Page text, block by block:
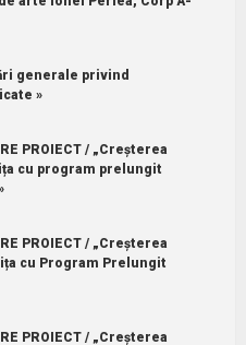
generale privind
»
PROIECT / „Creșterea
cu program prelungit
PROIECT / „Creșterea
cu Program Prelungit
PROIECT / „Creșterea